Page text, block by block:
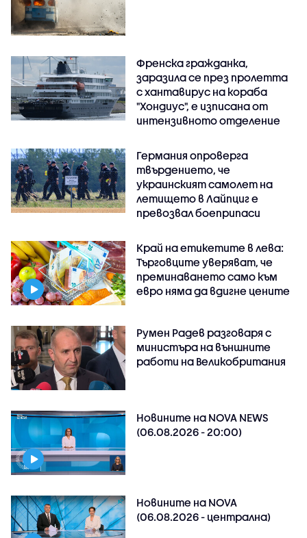
Френска гражданка,
заразила се през пролетта
с хантавирус на кораба
"Хондиус", е изписана от
интензивното отделение
Германия опроверга
твърдението, че
украинският самолет на
летището в Лайпциг е
превозвал боеприпаси
Край на етикетите в лева:
Търговците уверяват, че
преминаването само към
евро няма да вдигне цените
Румен Радев разговаря с
министъра на външните
работи на Великобритания
Новините на NOVA NEWS
(06.08.2026 - 20:00)
Новините на NOVA
(06.08.2026 - централна)